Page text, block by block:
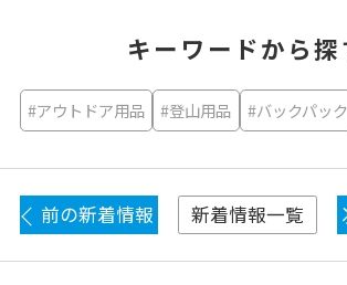
キーワードから探
#アウトドア用品 #登山用品 #バックパック
前の新着情報 新着情報一覧